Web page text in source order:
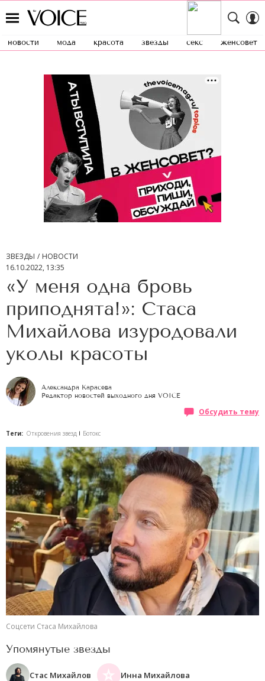
новости мода красота звезды секс женсовет
ЗВЕЗДЫ
НОВОСТИ
16.10.2022, 13:35
«У меня одна бровь
приподнята!»: Стаса
Михайлова изуродовали
уколы красоты
Александра Карасева
Редактор новостей выходного дня VOICE
Обсудить тему
Теги: Откровения звезд Ботокс
Соцсети Стаса Михайлова
Упомянутые звезды
Стас Михайлов Инна Михайлова